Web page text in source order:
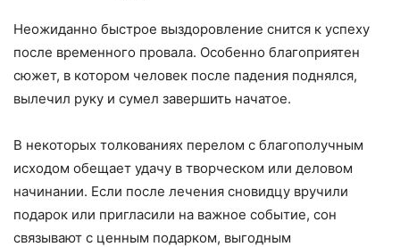
Неожиданно быстрое выздоровление снится к успеху
после временного провала. Особенно благоприятен
сюжет, в котором человек после падения поднялся,
вылечил руку и сумел завершить начатое.
В некоторых толкованиях перелом с благополучным
исходом обещает удачу в творческом или деловом
начинании. Если после лечения сновидцу вручили
подарок или пригласили на важное событие, сон
связывают с ценным подарком, выгодным